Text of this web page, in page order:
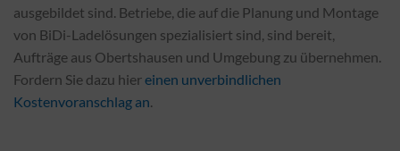
ausgebildet sind. Betriebe, die auf die Planung und Montage
von BiDi-Ladelösungen spezialisiert sind, sind bereit,
Aufträge aus Obertshausen und Umgebung zu übernehmen.
Fordern Sie dazu hiereinen unverbindlichen
Kostenvoranschlag an.